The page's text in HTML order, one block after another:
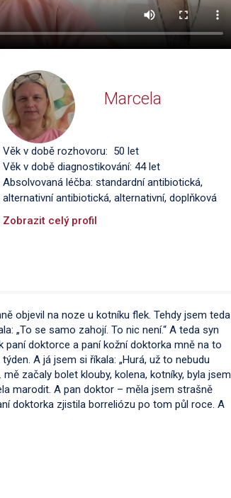
Marcela
Věk v době rozhovoru: 50 let
Věk v době diagnostikování: 44 let
Absolvovaná léčba: standardní antibiotická,
alternativní antibiotická, alternativní, doplňková
Zobrazit celý profil
objevil na noze u kotníku flek. Tehdy jsem teda
„To se samo zahojí. To nic není.“ A teda syn
paní doktorce a paní kožní doktorka mně na to
A já jsem si říkala: „Hurá, už to nebudu
začaly bolet klouby, kolena, kotníky, byla jsem
marodit. A pan doktor – měla jsem strašně
doktorka zjistila borreliózu po tom půl roce. A